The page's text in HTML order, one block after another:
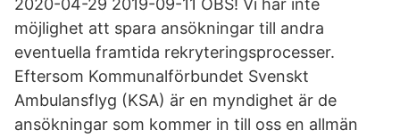
2020-04-29 2019-09-11 OBS! Vi har inte
möjlighet att spara ansökningar till andra
eventuella framtida rekryteringsprocesser.
Eftersom Kommunalförbundet Svenskt
Ambulansflyg (KSA) är en myndighet är de
ansökningar som kommer in till oss en allmän